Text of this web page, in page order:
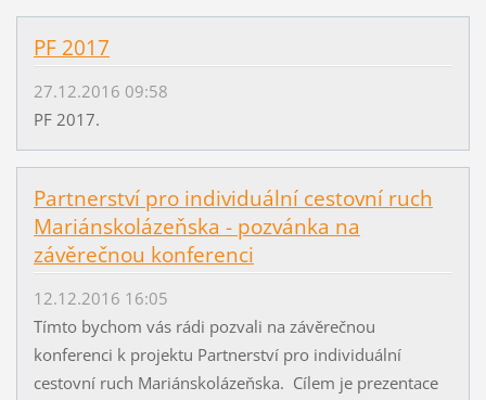
PF 2017
27.12.2016 09:58
PF 2017.
Partnerství pro individuální cestovní ruch
Mariánskolázeňska - pozvánka na
závěrečnou konferenci
12.12.2016 16:05
Tímto bychom vás rádi pozvali na závěrečnou
konferenci k projektu Partnerství pro individuální
cestovní ruch Mariánskolázeňska. Cílem je prezentace